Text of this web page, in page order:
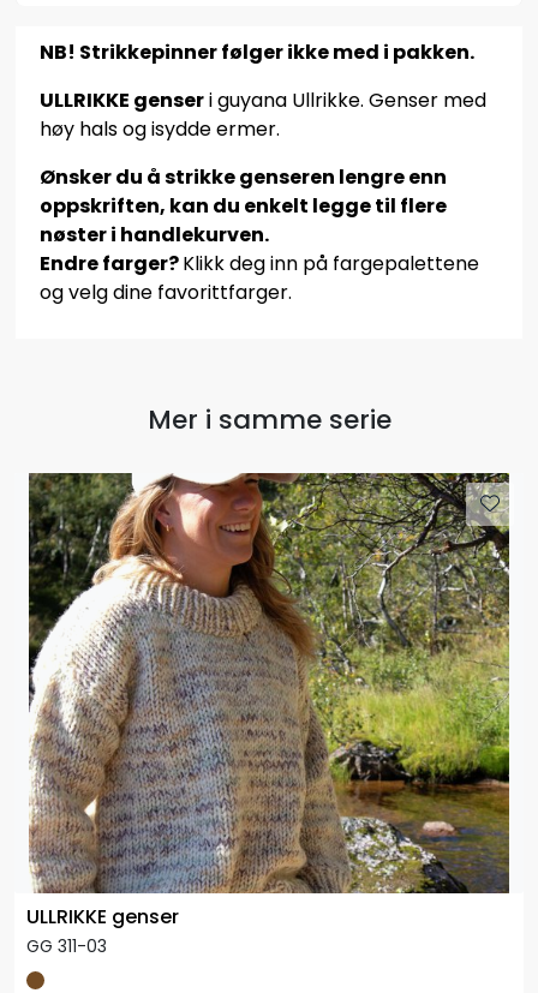
NB! Strikkepinner følger ikke med i pakken.
ULLRIKKE genseri guyana Ullrikke. Genser med
høy hals og isydde ermer.
Ønsker du å strikke genseren lengre enn
oppskriften, kan du enkelt legge til flere
nøster i handlekurven.
Endre farger?Klikk deg inn på fargepalettene
og velg dine favorittfarger.
Mer i samme serie
ULLRIKKE genser
GG 311-03